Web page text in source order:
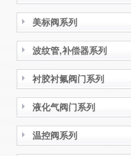
美标阀系列
波纹管,补偿器系列
衬胶衬氟阀门系列
液化气阀门系列
温控阀系列